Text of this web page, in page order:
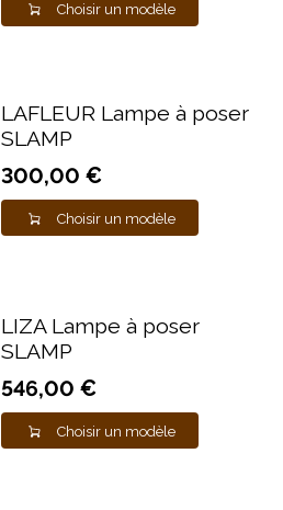
Choisir un modèle
LAFLEUR Lampe à poser
SLAMP
300,00 €
Choisir un modèle
LIZA Lampe à poser
SLAMP
546,00 €
Choisir un modèle